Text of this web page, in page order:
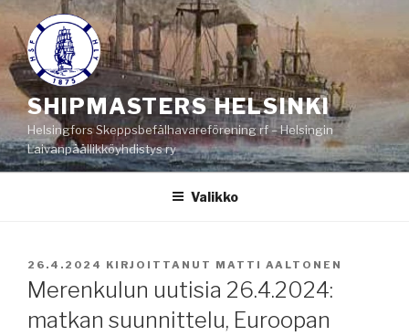
Siirry
sisältöön
SHIPMASTERS HELSINKI
Helsingfors Skeppsbefälhavareförening rf – Helsingin
Laivanpäällikköyhdistys ry
Valikko
JULKAISTU
26.4.2024 KIRJOITTANUT MATTI AALTONEN
Merenkulun uutisia 26.4.2024:
matkan suunnittelu, Euroopan